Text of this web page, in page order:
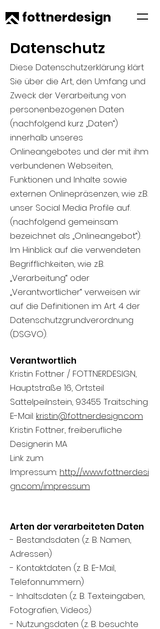
fottnerdesign
Datenschutz
Diese Datenschutzerklärung klärt
Sie über die Art, den Umfang und
Zweck der Verarbeitung von
personenbezogenen Daten
(nachfolgend kurz „Daten“)
innerhalb unseres
Onlineangebotes und der mit ihm
verbundenen Webseiten,
Funktionen und Inhalte sowie
externen Onlinepräsenzen, wie z.B.
unser Social Media Profile auf.
(nachfolgend gemeinsam
bezeichnet als „Onlineangebot“).
Im Hinblick auf die verwendeten
Begrifflichkeiten, wie z.B.
„Verarbeitung“ oder
„Verantwortlicher“ verweisen wir
auf die Definitionen im Art. 4 der
Datenschutzgrundverordnung
(DSGVO).
Verantwortlich
Kristin Fottner / FOTTNERDESIGN,
Hauptstraße 16, Ortsteil
Sattelpeilnstein, 93455 Traitsching
E-Mail: kristin@fottnerdesign.com
Kristin Fottner, freiberufliche
Designerin MA
Link zum
Impressum: http://www.fottnerdesi
gn.com/impressum
Arten der verarbeiteten Daten
- Bestandsdaten (z. B. Namen,
Adressen)
- Kontaktdaten (z. B. E-Mail,
Telefonnummern)
- Inhaltsdaten (z. B. Texteingaben,
Fotografien, Videos)
- Nutzungsdaten (z. B. besuchte